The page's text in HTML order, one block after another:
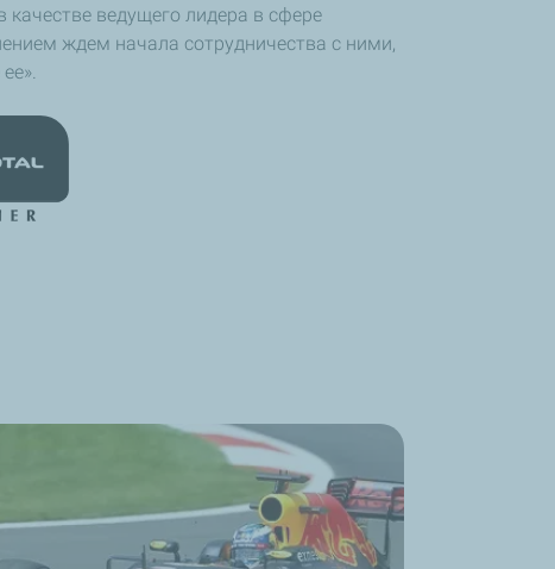
ведущего лидера в сфере
ждем начала сотрудничества с ними,